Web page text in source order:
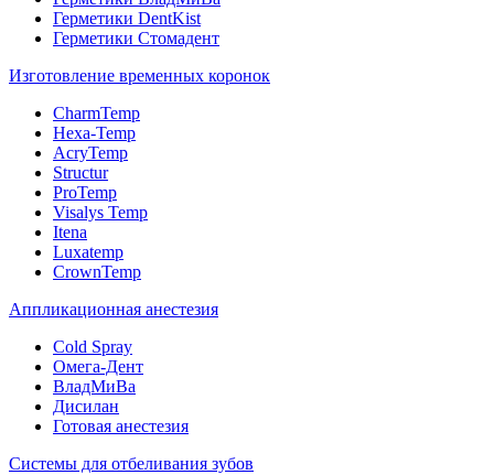
Герметики DentKist
Герметики Стомадент
Изготовление временных коронок
CharmTemp
Hexa-Temp
AcryTemp
Structur
ProTemp
Visalys Temp
Itena
Luxatemp
CrownTemp
Аппликационная анестезия
Cold Spray
Омега-Дент
ВладМиВа
Дисилан
Готовая анестезия
Системы для отбеливания зубов